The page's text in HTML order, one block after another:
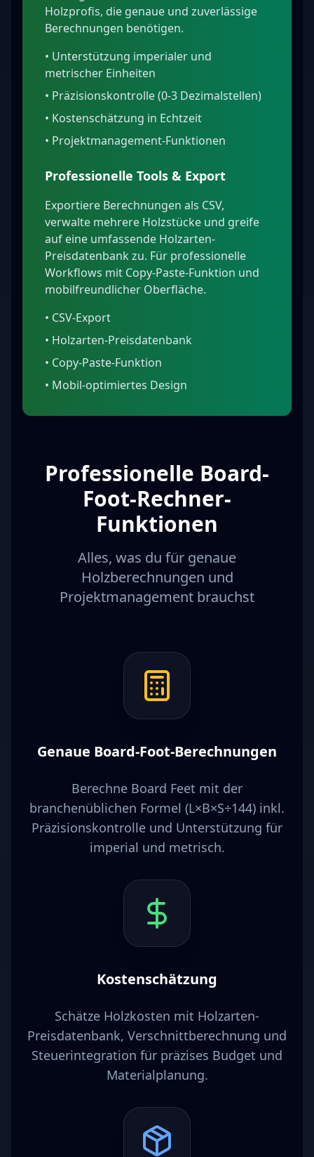
Holzprofis, die genaue und zuverlässige
Berechnungen benötigen.
• Unterstützung imperialer und
metrischer Einheiten
• Präzisionskontrolle (0-3 Dezimalstellen)
• Kostenschätzung in Echtzeit
• Projektmanagement-Funktionen
Professionelle Tools & Export
Exportiere Berechnungen als CSV,
verwalte mehrere Holzstücke und greife
auf eine umfassende Holzarten-
Preisdatenbank zu. Für professionelle
Workflows mit Copy-Paste-Funktion und
mobilfreundlicher Oberfläche.
• CSV-Export
• Holzarten-Preisdatenbank
• Copy-Paste-Funktion
• Mobil-optimiertes Design
Professionelle Board-
Foot-Rechner-
Funktionen
Alles, was du für genaue
Holzberechnungen und
Projektmanagement brauchst
Genaue Board-Foot-Berechnungen
Berechne Board Feet mit der
branchenüblichen Formel (L×B×S÷144) inkl.
Präzisionskontrolle und Unterstützung für
imperial und metrisch.
Kostenschätzung
Schätze Holzkosten mit Holzarten-
Preisdatenbank, Verschnittberechnung und
Steuerintegration für präzises Budget und
Materialplanung.